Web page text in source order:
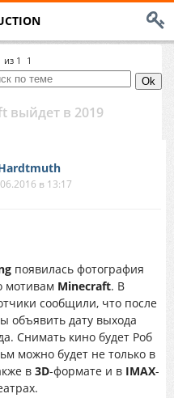
из 1 1
выйдет в 2019
в 13:17
появилась фотография
мотивам Minecraft. В
сообщили, что после
объявить дату выхода
Снимать кино будет Роб
можно будет не только в
в 3D-формате и в IMAX-